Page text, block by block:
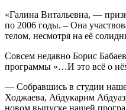
«Галина Витальевна, —
по 2006 годы. – Она
телом, несмотря на её
Совсем недавно Борис
программы «…И это всё о
— Собравшись в студии
Ходжаева, Абдукарим
новом выпуске нашей